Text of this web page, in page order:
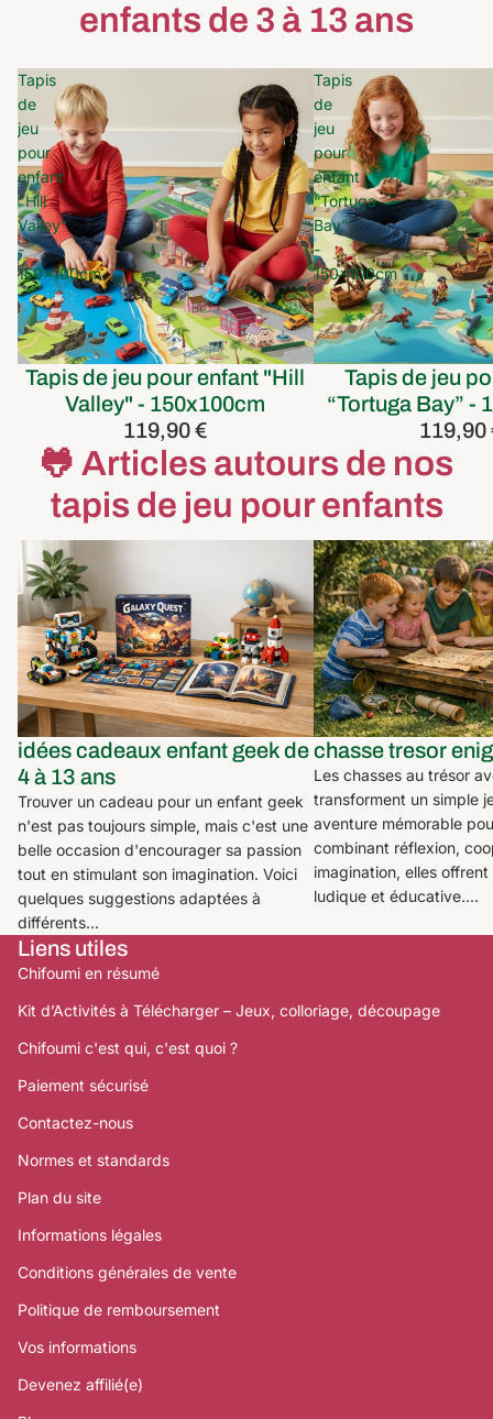
enfants de 3 à 13 ans
Tapis
de
jeu
pour
enfant
"Hill
Valley"
-
150x100cm
Tapis de jeu pour enfant "Hill
Valley" - 150x100cm
119,90 €
Tapis
de
jeu
pour
enfant
“Tortuga
Bay”
-
150x100cm
Tapis de jeu
“Tortuga Bay” -
119,90
🐸 Articles autours de nos
tapis de jeu pour enfants
idées cadeaux enfant geek de 4 à 13
ans
idées cadeaux enfant geek de
4 à 13 ans
Trouver un cadeau pour un enfant geek
n'est pas toujours simple, mais c'est une
belle occasion d'encourager sa passion
tout en stimulant son imagination. Voici
quelques suggestions adaptées à
différents...
chasse tresor enigme
chasse tresor
Les chasses au trésor
transforment un simple
aventure mémorable
combinant réflexion,
imagination, elles
ludique et éducative....
Liens utiles
Chifoumi en résumé
Kit d’Activités à Télécharger – Jeux, colloriage, découpage
Chifoumi c'est qui, c'est quoi ?
Paiement sécurisé
Contactez-nous
Normes et standards
Plan du site
Informations légales
Conditions générales de vente
Politique de remboursement
Vos informations
Devenez affilié(e)